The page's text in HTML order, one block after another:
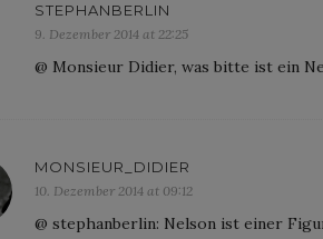
STEPHANBERLIN
9. Dezember 2014 at 22:25
@ Monsieur Didier, was bitte ist ein
MONSIEUR_DIDIER
10. Dezember 2014 at 09:12
@ stephanberlin: Nelson ist einer